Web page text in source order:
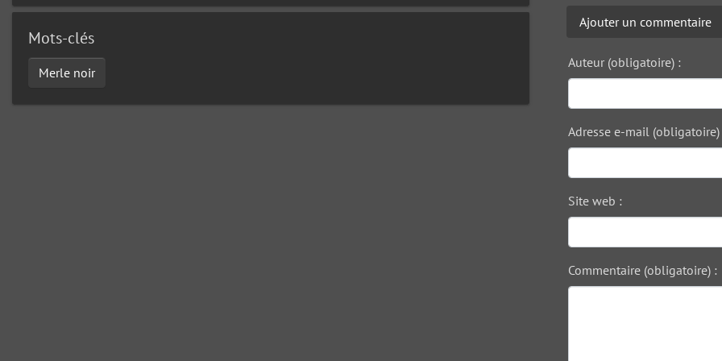
Mots-clés
Merle noir
Ajouter un commentaire
Auteur (obligatoire) :
Adresse e-mail (obligatoire)
Site web :
Commentaire (obligatoire) :